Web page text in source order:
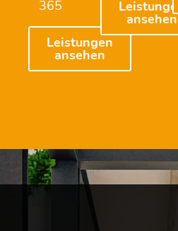
365
Leistungen
ansehen
Leistungen
ansehen